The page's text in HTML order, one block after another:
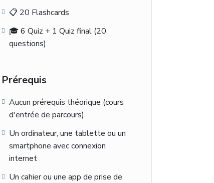
📋 20 Flashcards
🎓 6 Quiz + 1 Quiz final (20
questions)
Prérequis
Aucun prérequis théorique (cours
d'entrée de parcours)
Un ordinateur, une tablette ou un
smartphone avec connexion
internet
Un cahier ou une app de prise de